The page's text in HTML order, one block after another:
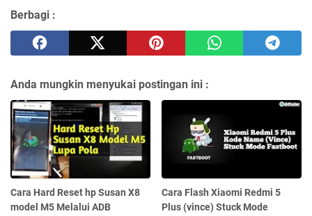
Berbagi :
Anda mungkin menyukai postingan ini :
Cara Hard Reset hp Susan X8
model M5 Melalui ADB
Cara Flash Xiaomi Redmi 5
Plus (vince) Stuck Mode